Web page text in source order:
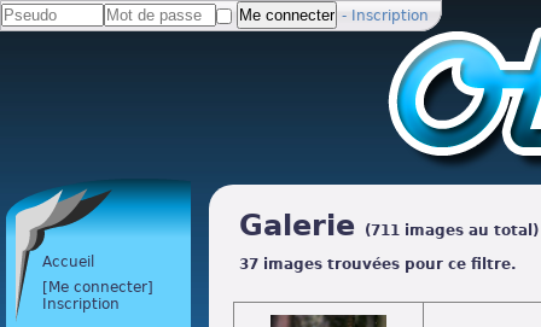
- Inscription
Accueil
[Me connecter]
Inscription
Galerie
(711 images au total)
37 images trouvées pour ce filtre.